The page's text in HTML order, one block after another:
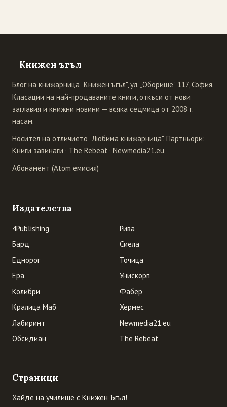
Книжен ъгъл
Блог на книжарница „Книжен ъгъл", ул. „Оборище" 117, София.
Класации на най-продаваните книги, откъси от нови
заглавия и книжни новини — всяка седмица от 2008 г.
насам.
Носител на отличието „Любима книжарница". Партньори:
Книги завинаги · The Rebeat · Newmedia21.eu
Абонамент (Atom емисия)
Издателства
4Publishing
Бард
Еднорог
Ера
Колибри
Кралица Маб
Лабиринт
Обсидиан
Рива
Сиела
Точица
Унискорп
Фабер
Хермес
Newmedia21.eu
The Rebeat
Страници
Хайде на училище с Книжен Ъгъл!